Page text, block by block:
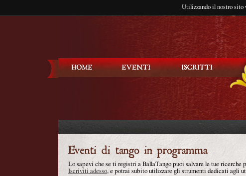
Utilizzando il nostro sito
Lo sapevi che se ti registri a BallaTango puoi salvare le tue ricerche
Iscriviti adesso, e potrai subito utilizzare gli strumenti dedicati agli